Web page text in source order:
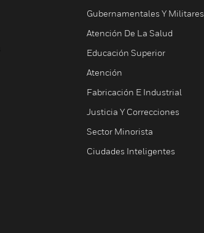
Gubernamentales Y Militares
Atención De La Salud
Educación Superior
Atención
Fabricación E Industrial
Justicia Y Correcciones
Sector Minorista
Ciudades Inteligentes